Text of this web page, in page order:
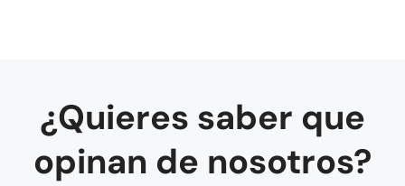
¿Quieres saber que
opinan de nosotros?